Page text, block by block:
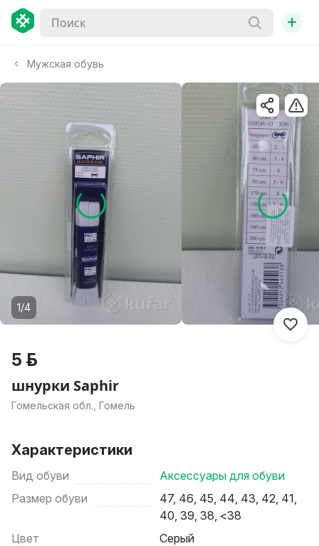
+
Мужская обувь
1/4
5 р.
шнурки Saphir
Гомельская обл., Гомель
Характеристики
Вид обуви
Аксессуары для обуви
Размер обуви
47, 46, 45, 44, 43, 42, 41,
40, 39, 38, <38
Цвет
Серый